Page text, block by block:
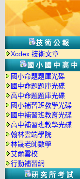
技術公報
Xcdex 技術文章
國小國中高中
國小命題題庫光碟
國中命題題庫光碟
高中命題題庫光碟
國小補習班教學光碟
國中補習班教育光碟
高中補習班教學光碟
翰林雲端學院
林晟老師數學
艾爾雲校
行動補習網
研究所考試